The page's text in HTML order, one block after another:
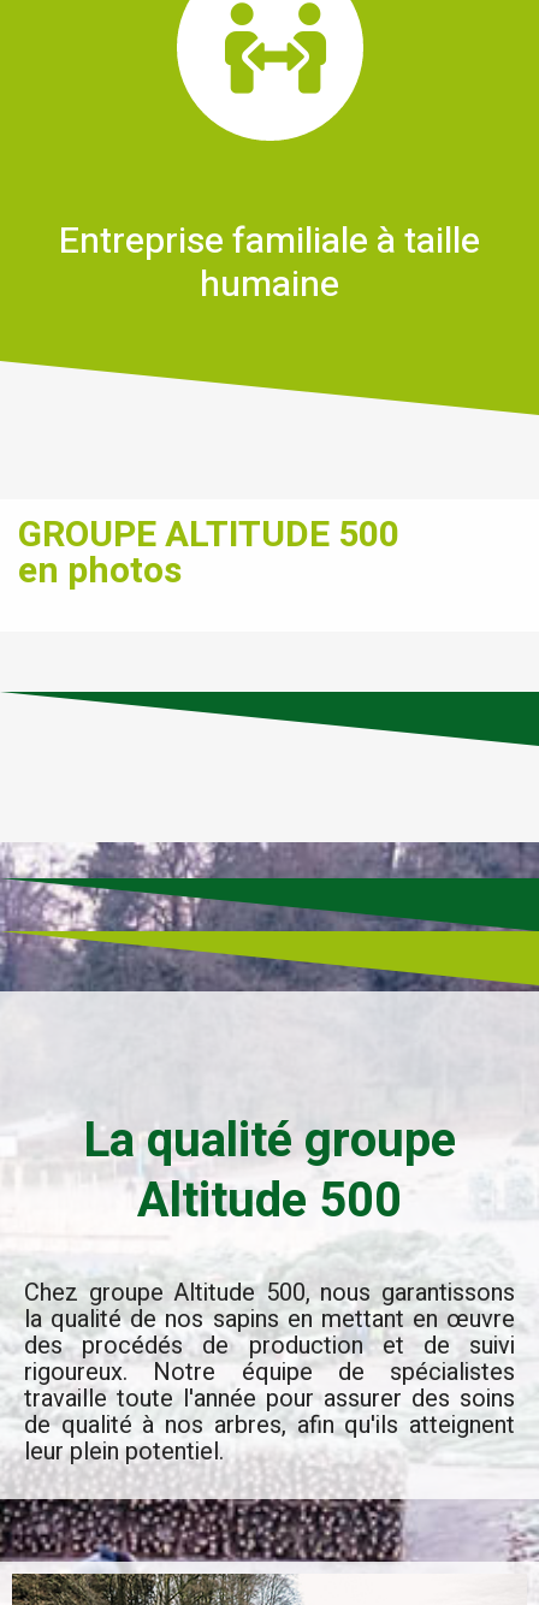
Entreprise familiale à taille
humaine
GROUPE ALTITUDE 500
en photos
La qualité groupe
Altitude 500
Chez groupe Altitude 500, nous garantissons
la qualité de nos sapins en mettant en œuvre
des procédés de production et de suivi
rigoureux. Notre équipe de spécialistes
travaille toute l'année pour assurer des soins
de qualité à nos arbres, afin qu'ils atteignent
leur plein potentiel.